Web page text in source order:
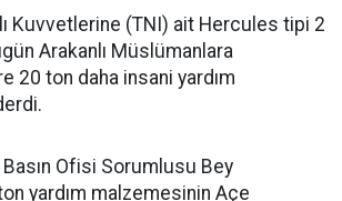
Kuvvetlerine (TNI) ait Hercules tipi 2
Arakanlı Müslümanlara
20 ton daha insani yardım
Basın Ofisi Sorumlusu Bey
yardım malzemesinin Açe